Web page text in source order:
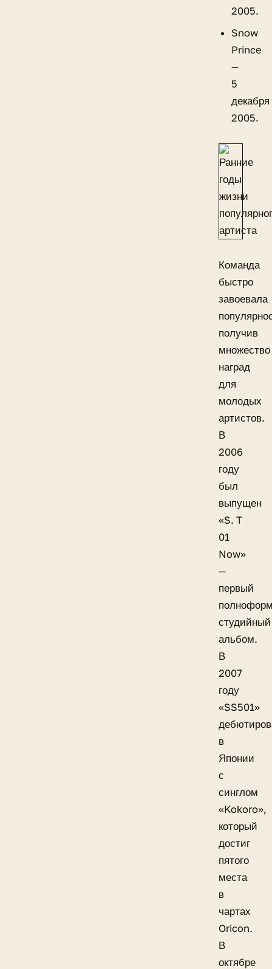
2005.
Snow
Prince
—
5
декабря
2005.
Команда
быстро
завоевала
получив
множество
наград
для
молодых
артистов.
В
2006
году
был
выпущен
«S. T
01
Now»
—
первый
студийный
альбом.
В
2007
году
«SS501»
в
Японии
с
синглом
«Kokoro»,
который
достиг
пятого
места
в
чартах
Oricon.
В
октябре